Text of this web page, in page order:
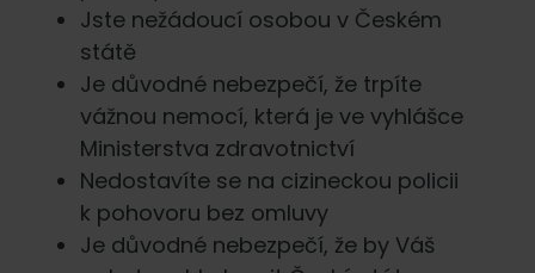
Jste nežádoucí osobou v Českém
státě
Je důvodné nebezpečí, že trpíte
vážnou nemocí, která je ve vyhlášce
Ministerstva zdravotnictví
Nedostavíte se na cizineckou policii
k pohovoru bez omluvy
Je důvodné nebezpečí, že by Váš